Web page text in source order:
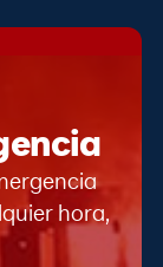
hora,